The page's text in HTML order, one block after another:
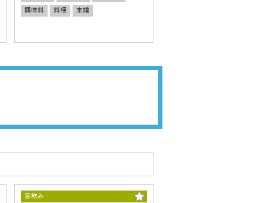
調味料
料理 未婚
家飲み